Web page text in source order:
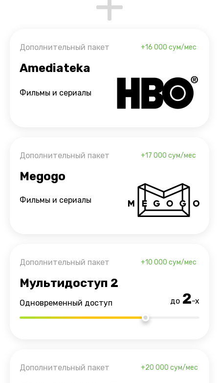
Дополнительный пакет +16 000 сум/мес
Amediateka
Фильмы и сериалы
Дополнительный пакет +17 000 сум/мес
Megogo
Фильмы и сериалы
Дополнительный пакет +10 000 сум/мес
Мультидоступ 2
Одновременный доступ до 2-х
Дополнительный пакет +20 000 сум/мес